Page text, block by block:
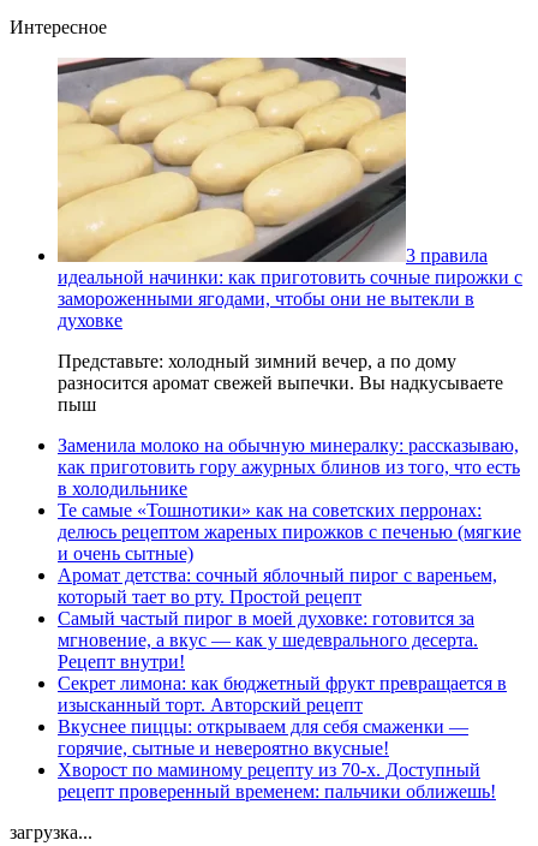
Интересное
3 правила
идеальной начинки: как приготовить сочные пирожки с
замороженными ягодами, чтобы они не вытекли в
духовке
Представьте: холодный зимний вечер, а по дому
разносится аромат свежей выпечки. Вы надкусываете
пыш
Заменила молоко на обычную минералку: рассказываю,
как приготовить гору ажурных блинов из того, что есть
в холодильнике
Те самые «Тошнотики» как на советских перронах:
делюсь рецептом жареных пирожков с печенью (мягкие
и очень сытные)
Аромат детства: сочный яблочный пирог с вареньем,
который тает во рту. Простой рецепт
Самый частый пирог в моей духовке: готовится за
мгновение, а вкус — как у шедеврального десерта.
Рецепт внутри!
Секрет лимона: как бюджетный фрукт превращается в
изысканный торт. Авторский рецепт
Вкуснее пиццы: открываем для себя смаженки —
горячие, сытные и невероятно вкусные!
Хворост по маминому рецепту из 70-х. Доступный
рецепт проверенный временем: пальчики оближешь!
загрузка...